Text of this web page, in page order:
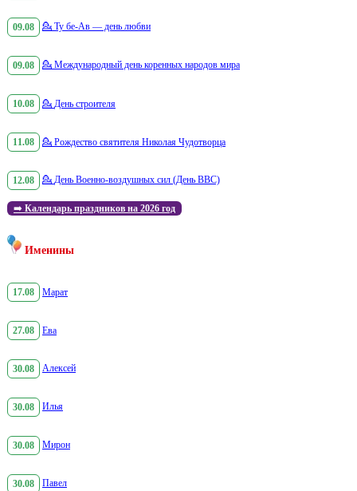
09.08 💁 Ту бе-Ав — день любви
09.08 💁 Международный день коренных народов мира
10.08 💁 День строителя
11.08 💁 Рождество святителя Николая Чудотворца
12.08 💁 День Военно-воздушных сил (День ВВС)
➡️ Календарь праздников на 2026 год
Именины
17.08 Марат
27.08 Ева
30.08 Алексей
30.08 Илья
30.08 Мирон
30.08 Павел